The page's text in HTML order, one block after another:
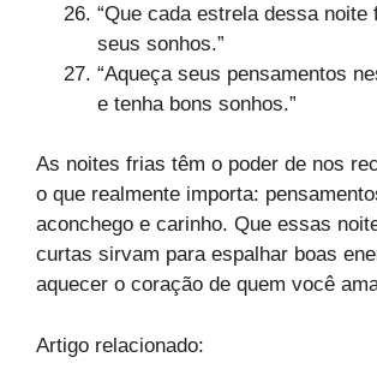
“Que cada estrela dessa noite
seus sonhos.”
“Aqueça seus pensamentos
e tenha bons sonhos.”
As noites frias têm o poder de nos
o que realmente importa:
aconchego e carinho. Que essas
curtas sirvam para espalhar boas
aquecer o coração de quem você
Artigo relacionado: